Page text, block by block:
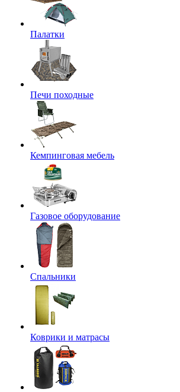
Палатки
Печи походные
Кемпинговая мебель
Газовое оборудование
Спальники
Коврики и матрасы